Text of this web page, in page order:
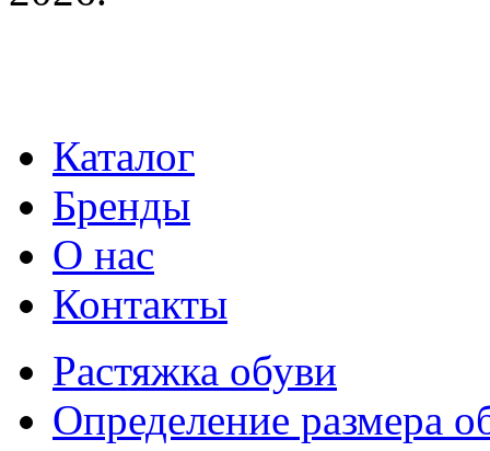
Каталог
Бренды
О нас
Контакты
Растяжка обуви
Определение размера